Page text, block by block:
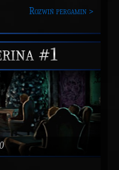
Rozwiń pergamin >
#1